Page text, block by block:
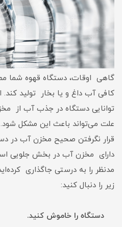
گاهی اوقات، دستگاه قهوه شما
کافی آب داغ و یا بخار تولید
توانایی دستگاه در جذب آب از
علت می‌تواند باعث این مشکل
قرار نگرفتن صحیح مخزن آب در
دارای مخزن آب در بخش جلویی
مدنظر را به درستی جاگذاری
زیر را دنبال کنید:‌
دستگاه را خاموش کنید.